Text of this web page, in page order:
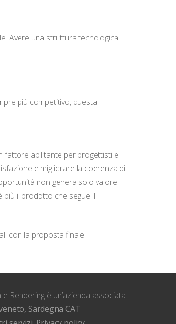
Avere una struttura tecnologica
più competitivo, questa
fattore abilitante per progettisti e
e migliorare la coerenza di
non genera solo valore
più il prodotto che segue il
con la proposta finale.
e Rendering è un’azienda associata
Sardegna CAT.